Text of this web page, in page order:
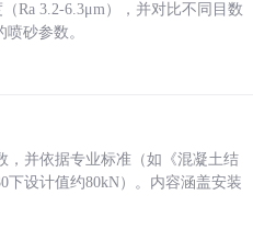
Ra 3.2-6.3μm），并对比不同目数
砂参数。
，并依据专业标准（如《混凝土结
下设计值约80kN）。内容涵盖安装